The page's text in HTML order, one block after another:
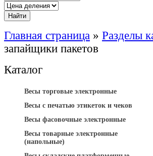
Главная страница » Разделы
запайщики пакетов
Каталог
Весы торговые электронные
Весы с печатью этикеток и чеков
Весы фасовочные электронные
Весы товарные электронные
(напольные)